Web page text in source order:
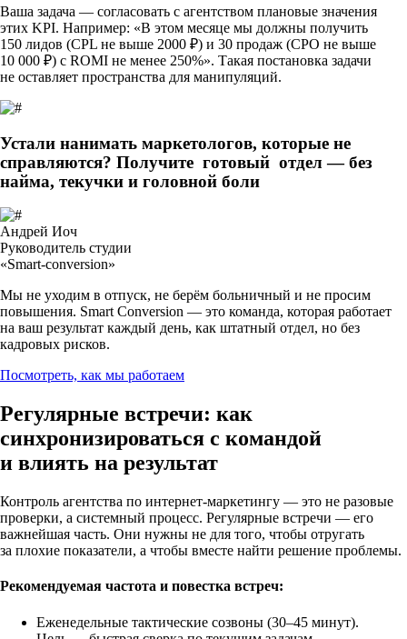
Ваша задача — согласовать с агентством плановые значения
этих KPI. Например: «В этом месяце мы должны получить
150 лидов (CPL не выше 2000 ₽) и 30 продаж (CPO не выше
10 000 ₽) с ROMI не менее 250%». Такая постановка задачи
не оставляет пространства для манипуляций.
Устали нанимать маркетологов, которые не
справляются? Получите готовый отдел — без
найма, текучки и головной боли
Андрей Иоч
Руководитель студии
«Smart-conversion»
Мы не уходим в отпуск, не берём больничный и не просим
повышения. Smart Conversion — это команда, которая работает
на ваш результат каждый день, как штатный отдел, но без
кадровых рисков.
Посмотреть, как мы работаем
Регулярные встречи: как
синхронизироваться с командой
и влиять на результат
Контроль агентства по интернет‑маркетингу — это не разовые
проверки, а системный процесс. Регулярные встречи — его
важнейшая часть. Они нужны не для того, чтобы отругать
за плохие показатели, а чтобы вместе найти решение проблемы.
Рекомендуемая частота и повестка встреч:
Еженедельные тактические созвоны (30–45 минут).